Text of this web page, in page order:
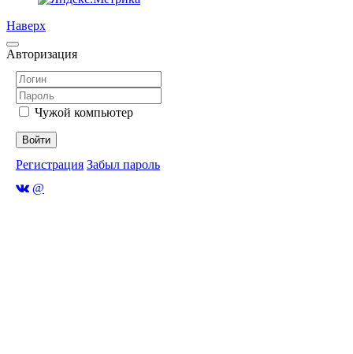
Наверх
Авторизация
Чужой компьютер
Войти
Регистрация Забыл пароль
@